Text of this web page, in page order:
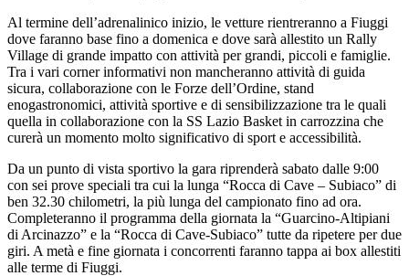
Al termine dell’adrenalinico inizio, le vetture rientreranno a Fiuggi
dove faranno base fino a domenica e dove sarà allestito un Rally
Village di grande impatto con attività per grandi, piccoli e famiglie.
Tra i vari corner informativi non mancheranno attività di guida
sicura, collaborazione con le Forze dell’Ordine, stand
enogastronomici, attività sportive e di sensibilizzazione tra le quali
quella in collaborazione con la SS Lazio Basket in carrozzina che
curerà un momento molto significativo di sport e accessibilità.
Da un punto di vista sportivo la gara riprenderà sabato dalle 9:00
con sei prove speciali tra cui la lunga “Rocca di Cave – Subiaco” di
ben 32.30 chilometri, la più lunga del campionato fino ad ora.
Completeranno il programma della giornata la “Guarcino-Altipiani
di Arcinazzo” e la “Rocca di Cave-Subiaco” tutte da ripetere per due
giri. A metà e fine giornata i concorrenti faranno tappa ai box allestiti
alle terme di Fiuggi.